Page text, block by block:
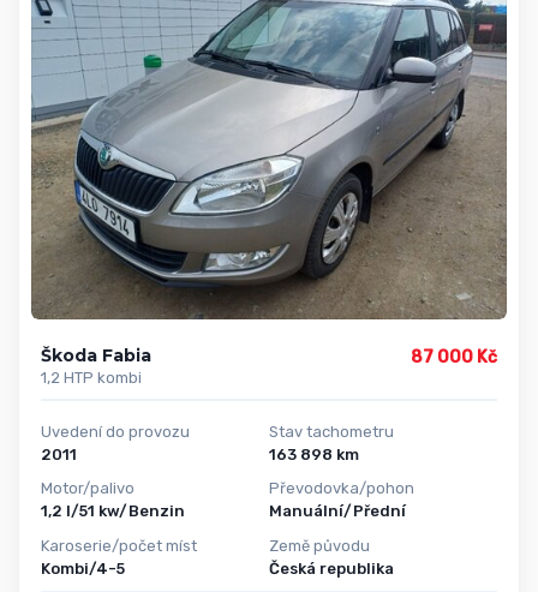
Škoda Fabia
1,2 HTP kombi
87 000 Kč
Uvedení do provozu
2011
Motor/palivo
1,2 l/51 kw/Benzin
Karoserie/počet míst
Kombi/4-5
Stav tachometru
163 898 km
Převodovka/pohon
Manuální/Přední
Země původu
Česká republika